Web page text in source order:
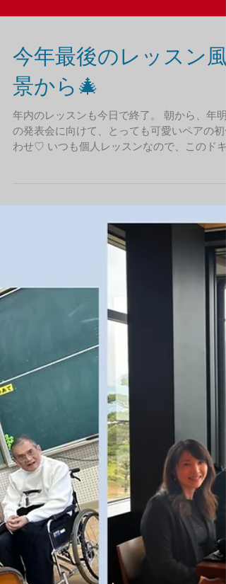
今年最後のレッスン風
景から🎄
年内のレッスンも今日で終了。 朝から、年明
練習頑張ってます。 今日はドキドキして、ち
っとよそ行きのお顔♡ 小学生の生徒さんは、
さい子大好きで、しっかりリード。今日は最
まで通ることを目標に。 可愛いなあ。。💛 こ
うやって少しずつ成長を重ねる生徒さんの姿
癒されながら、今年も楽しくレッスンできた
と 毎年ながら心から感謝いたします。 生徒さ
んの成長をサポート出来る様に年明けからも
っかりとレッスンしてまいりたいと思います
今年一年もお世話になった皆様方、ありがと
ございました。